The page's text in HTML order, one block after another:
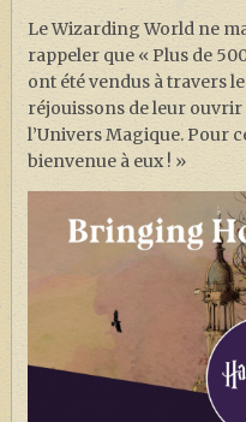
Le Wizarding World ne
rappeler que « Plus de
ont été vendus à travers
réjouissons de leur
l’Univers Magique. Pour
bienvenue à eux ! »